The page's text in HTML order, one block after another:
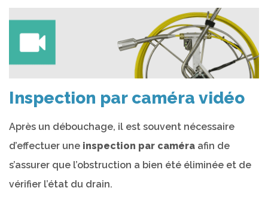
Inspection par caméra vidéo
Après un débouchage, il est souvent nécessaire
d’effectuer une inspection par caméra afin de
s’assurer que l’obstruction a bien été éliminée et de
vérifier l’état du drain.